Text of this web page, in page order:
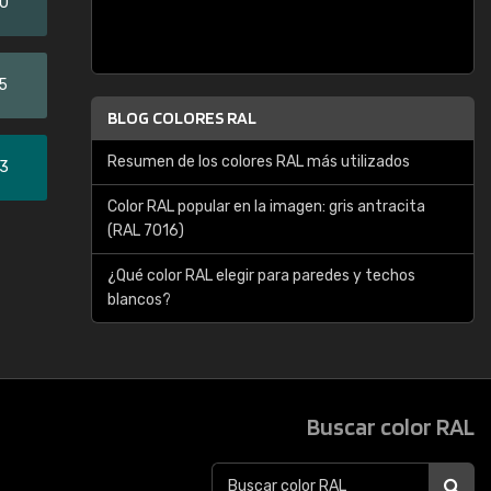
BLOG COLORES RAL
Resumen de los colores RAL más utilizados
Color RAL popular en la imagen: gris antracita
(RAL 7016)
¿Qué color RAL elegir para paredes y techos
blancos?
Buscar color RAL